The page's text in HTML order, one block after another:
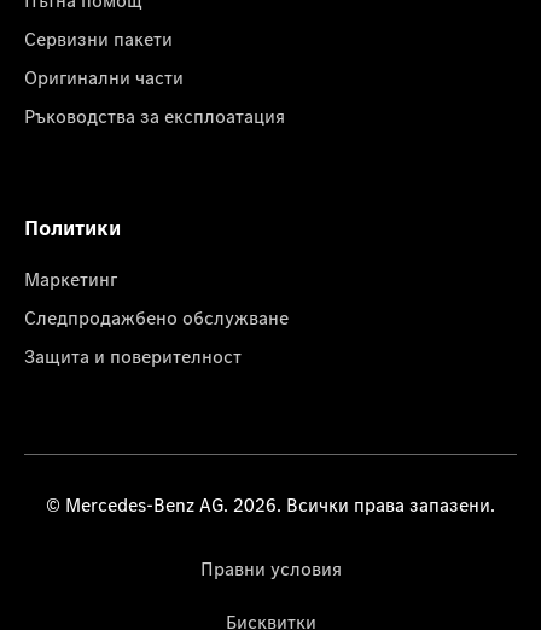
Сервизни пакети
Оригинални части
Ръководства за експлоатация
Политики
Маркетинг
Следпродажбено обслужване
Защита и поверителност
© Mercedes-Benz AG. 2026. Всички права запазени.
Правни условия
Бисквитки